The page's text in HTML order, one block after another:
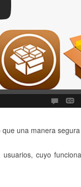
una manera
cuyo